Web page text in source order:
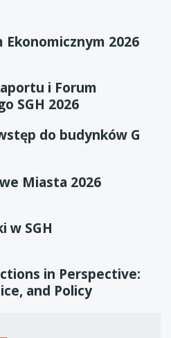
Ekonomicznym 2026
i Forum
SGH 2026
do budynków G
Miasta 2026
w SGH
in Perspective:
and Policy